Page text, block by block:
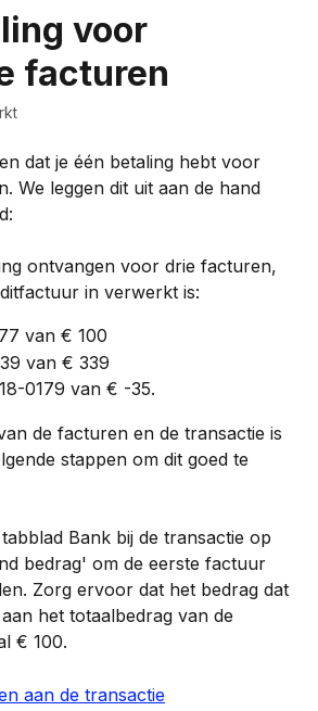
voor
facturen
dat je één betaling hebt voor
We leggen dit uit aan de hand
ontvangen voor drie facturen,
in verwerkt is:
van € 100
van € 339
0179 van € -35.
de facturen en de transactie is
stappen om dit goed te
Bank bij de transactie op
bedrag' om de eerste factuur
Zorg ervoor dat het bedrag dat
het totaalbedrag van de
€ 100.